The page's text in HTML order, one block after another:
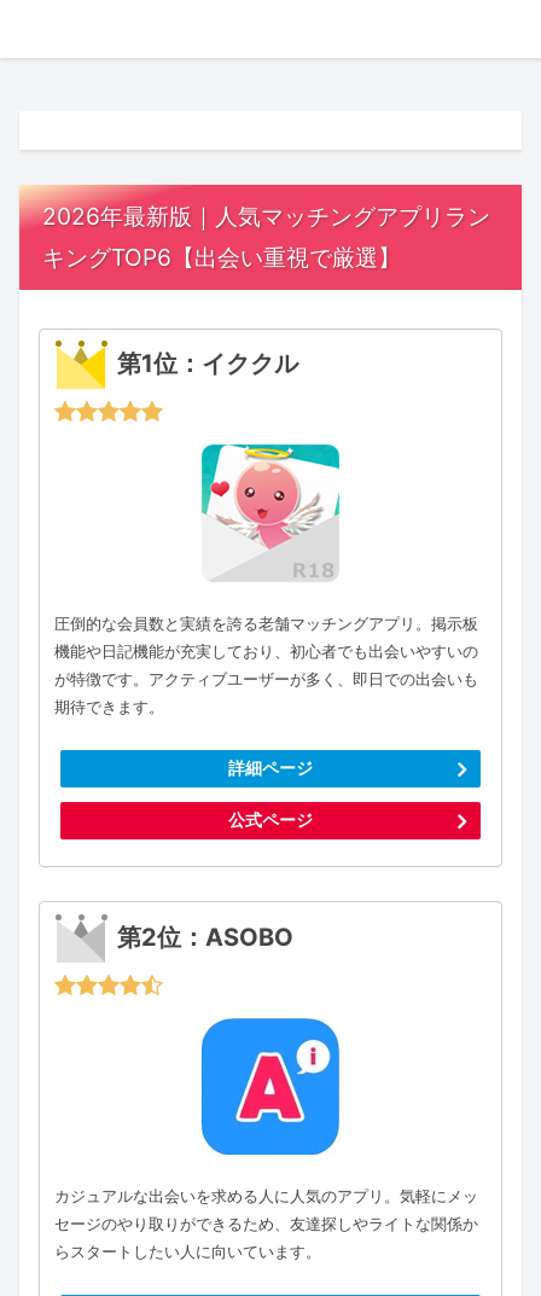
2026年最新版｜人気マッチングアプリラン
キングTOP6【出会い重視で厳選】
第1位：イククル
圧倒的な会員数と実績を誇る老舗マッチングアプリ。掲示板
機能や日記機能が充実しており、初心者でも出会いやすいの
が特徴です。アクティブユーザーが多く、即日での出会いも
期待できます。
詳細ページ
公式ページ
第2位：ASOBO
カジュアルな出会いを求める人に人気のアプリ。気軽にメッ
セージのやり取りができるため、友達探しやライトな関係か
らスタートしたい人に向いています。